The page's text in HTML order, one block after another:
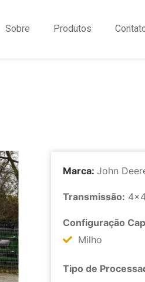
Sobre Produtos
Marca: John
Transmissão:
Configuração
Milho
Tipo de